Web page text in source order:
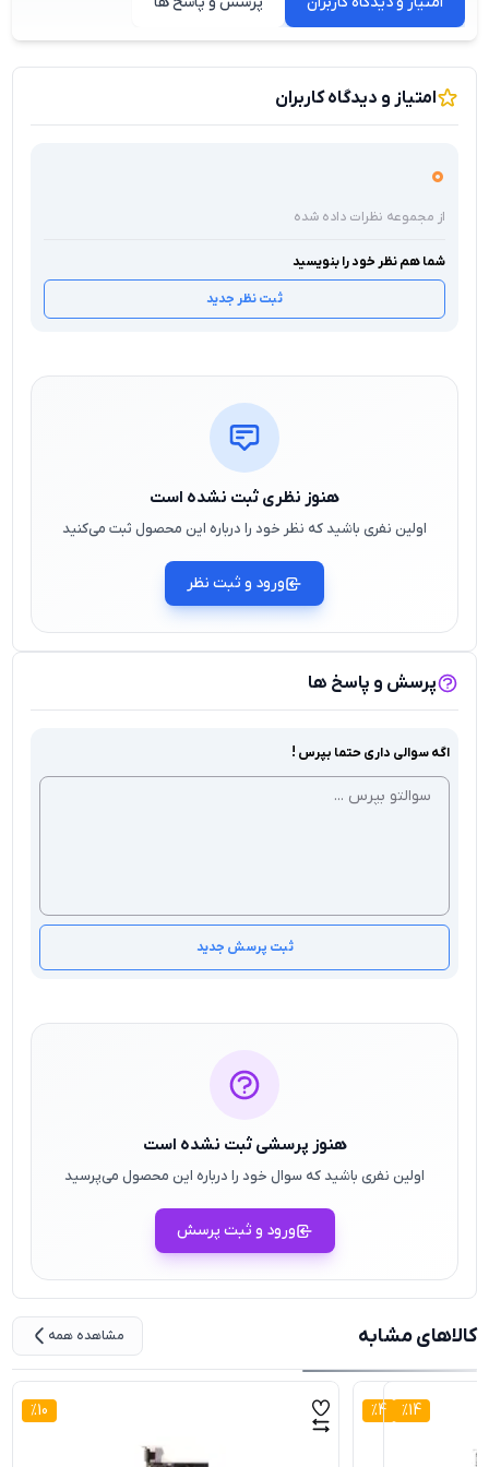
امتیاز و دیدگاه کاربران
0
از مجموعه نظرات داده شده
شما هم نظر خود را بنویسید
ثبت نظر جدید
هنوز نظری ثبت نشده است
اولین نفری باشید که نظر خود را درباره این محصول ثبت می‌کنید
ورود و ثبت نظر
پرسش و پاسخ ها
اگه سوالی داری حتما بپرس !
ثبت پرسش جدید
هنوز پرسشی ثبت نشده است
اولین نفری باشید که سوال خود را درباره این محصول می‌پرسید
ورود و ثبت پرسش
کالاهای مشابه مشاهده همه
10
% 4
% 14
%